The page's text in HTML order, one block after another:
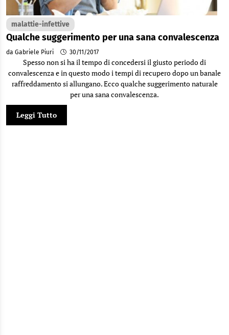
malattie-infettive
Qualche suggerimento per una sana convalescenza
da Gabriele Piuri 30/11/2017
Spesso non si ha il tempo di concedersi il giusto periodo di
convalescenza e in questo modo i tempi di recupero dopo un banale
raffreddamento si allungano. Ecco qualche suggerimento naturale
per una sana convalescenza.
Leggi Tutto